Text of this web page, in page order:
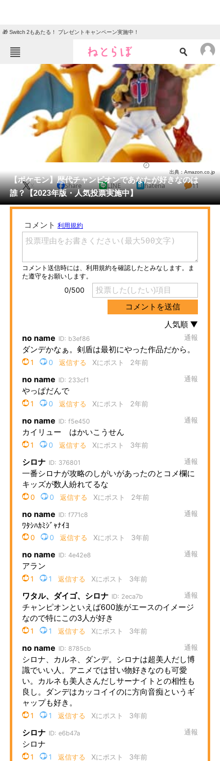
🎁 Switch 2もあたる！ プレゼントキャンペーン実施中！
ねとらぼメニュー
ニュース
エンタメ クイズ
グルメ 地域
教育・育児
リサーチ
会員記事
メディア
ITの今と未来を見通す
スマホと通信の最新トレンド
進化するPCとデバイスの未来
AI活用のいまが分かる
企業ITのトレンドを詳説
経営リーダーのコミュニティ
ITエンジニア向け専門サイト
IT製品の技術・比較・事例
製造業のIT導入・活用を支援
モノづくり技術者専門サイト
エレクトロニクス専門サイト
電子設計の基本と応用
エネルギーの専門メディア
建設×テクノロジーの最前線
ちょっと気になるネットの話題
【ポケモン】歴代チャンピオンであなたが好きなのは
誰？【2023年版・人気投票実施中】
出典：Amazon.co.jp
X Share LINE hatena 11